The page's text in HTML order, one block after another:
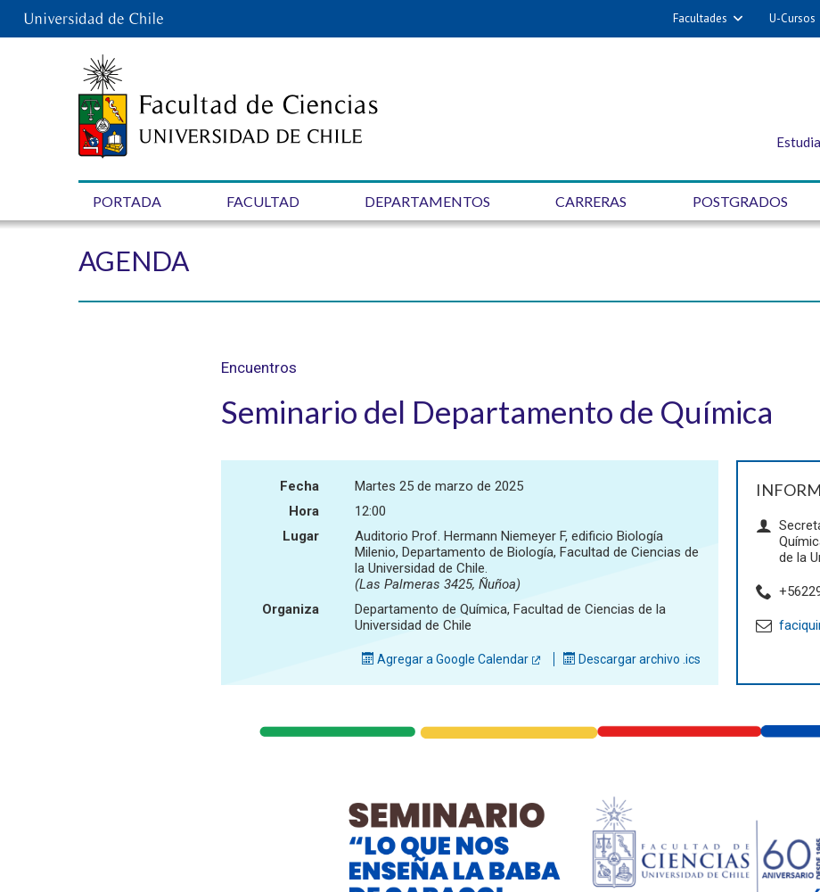
Facultades U-Cursos
PORTADA FACULTAD DEPARTAMENTOS CARRERAS POSTGRADOS
AGENDA
Encuentros
Seminario del Departamento de Química
de la
Fecha
Martes 25 de marzo de 2025
Hora
12:00
Lugar
Auditorio Prof. Hermann Niemeyer F, edificio Biología
Milenio, Departamento de Biología, Facultad de Ciencias de
la Universidad de Chile.
(Las Palmeras 3425, Ñuñoa)
Organiza
Departamento de Química, Facultad de Ciencias de la
Universidad de Chile
Agregar a Google Calendar Descargar archivo .ics